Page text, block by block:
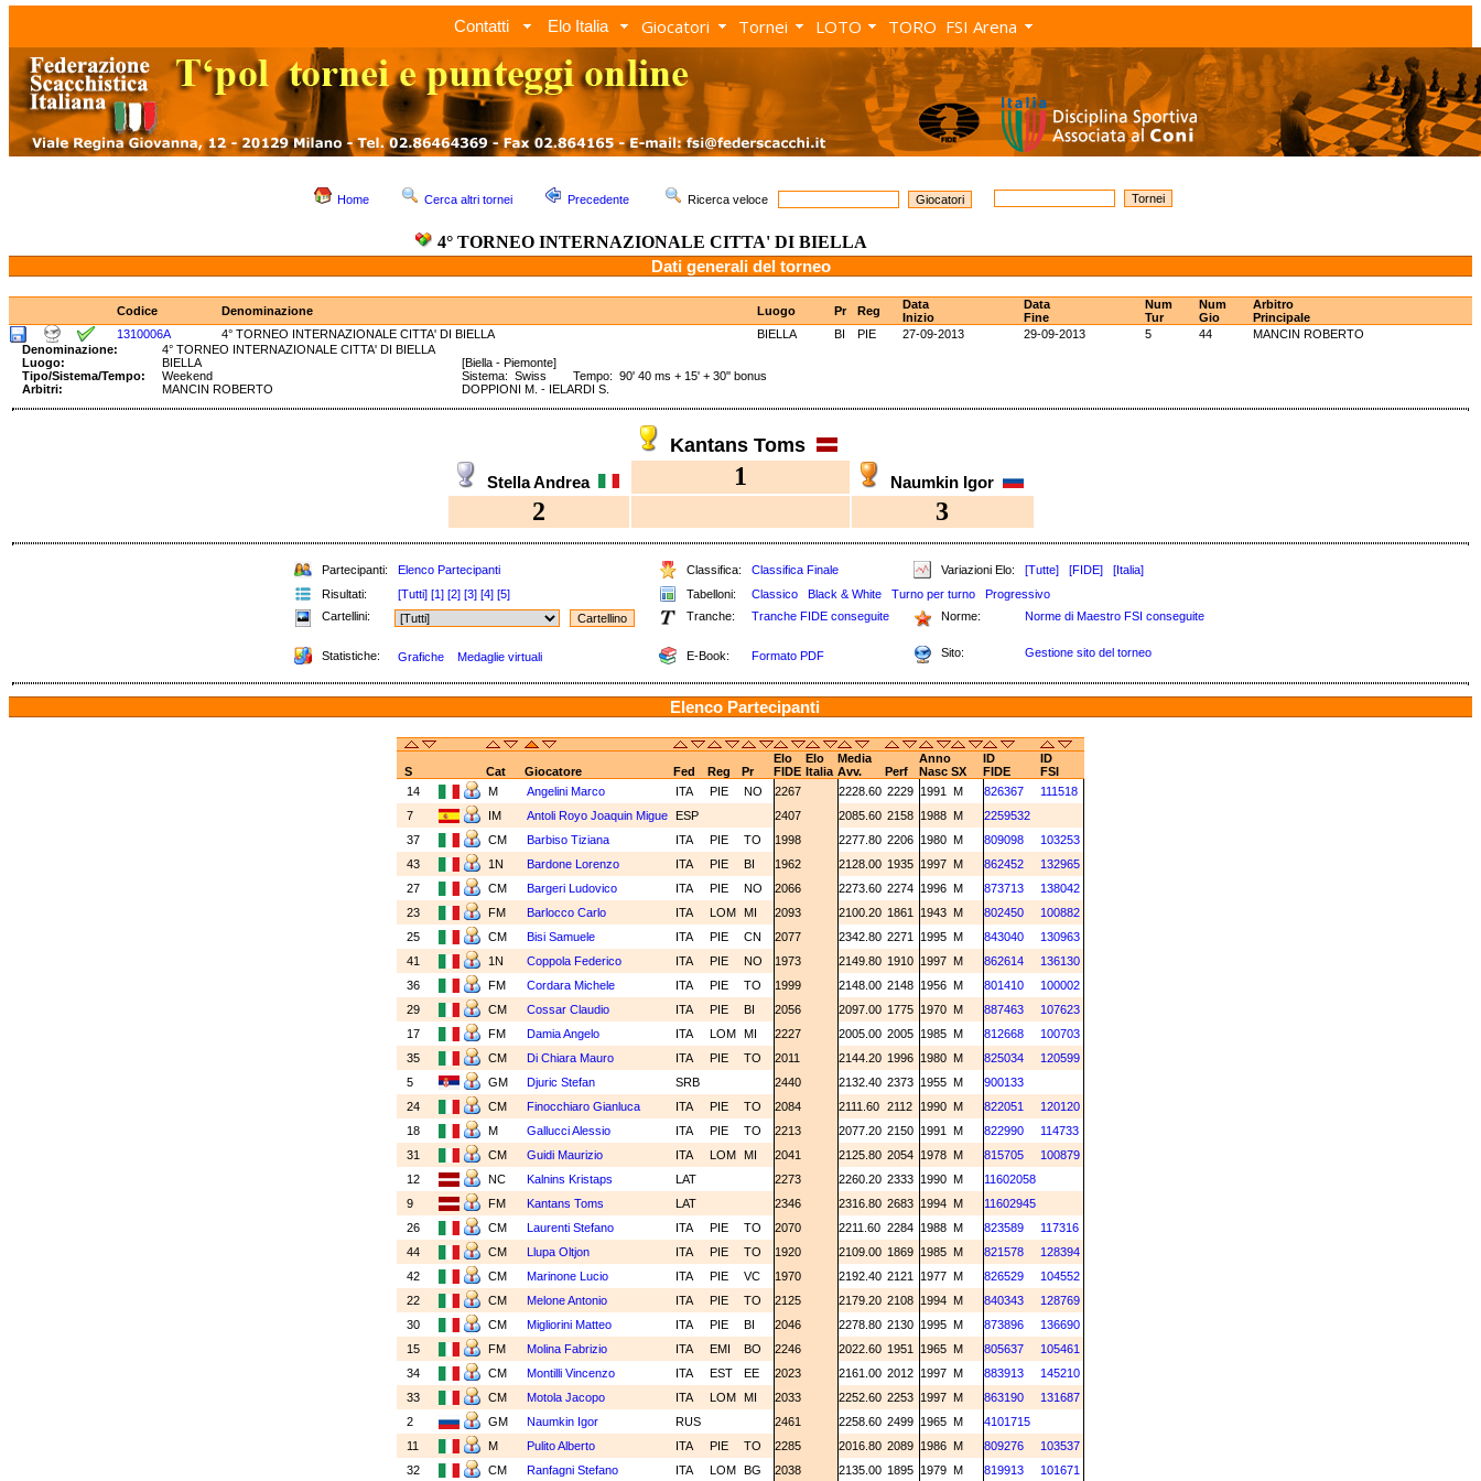
Contatti Elo Italia Giocatori Tornei LOTO TORO FSI Arena
Home Cerca altri tornei Precedente Ricerca veloce
4° TORNEO INTERNAZIONALE CITTA' DI BIELLA
Dati generali del torneo
Codice Denominazione Luogo Pr Reg
Data
Inizio
Data
Fine
Num
Tur
Num
Gio
Arbitro
Principale
1310006A
4° TORNEO INTERNAZIONALE CITTA' DI BIELLA BIELLA BI PIE 27-09-2013 29-09-2013 5 44
MANCIN ROBERTO
Denominazione:
4° TORNEO INTERNAZIONALE CITTA' DI BIELLA
Luogo:
BIELLA
[Biella - Piemonte]
Tipo/Sistema/Tempo:
Weekend
Sistema: Swiss Tempo: 90' 40 ms + 15' + 30'' bonus
Arbitri:
MANCIN ROBERTO DOPPIONI M. - IELARDI S.
Kantans Toms
Stella Andrea 1 Naumkin Igor
2 3
Partecipanti: Elenco Partecipanti Classifica: Classifica Finale Variazioni Elo: [Tutte] [FIDE]
[Italia]
Risultati:
[Tutti] [1] [2] [3] [4] [5] Tabelloni: Classico Black & White Turno per turno
Progressivo
Cartellini:
Tranche: Tranche FIDE conseguite Norme: Norme di Maestro FSI conseguite
Statistiche: Grafiche Medaglie virtuali E-Book: Formato PDF Sito: Gestione sito del torneo
Elenco Partecipanti
Elo Elo Media Anno ID
ID
S
Cat Giocatore Fed Reg Pr FIDE Italia Avv. Perf Nasc SX FIDE
FSI
14
M Angelini Marco ITA PIE NO 2267 2228.60 2229 1991 M 826367
111518
7
IM Antoli Royo Joaquin Migue ESP 2407 2085.60 2158 1988 M
2259532
37
CM Barbiso Tiziana ITA PIE TO 1998 2277.80 2206 1980 M 809098
103253
43
1N Bardone Lorenzo ITA PIE BI 1962 2128.00 1935 1997 M 862452
132965
27
CM Bargeri Ludovico ITA PIE NO 2066 2273.60 2274 1996 M 873713
138042
23
FM Barlocco Carlo ITA LOM MI 2093 2100.20 1861 1943 M 802450
100882
25
CM Bisi Samuele ITA PIE CN 2077 2342.80 2271 1995 M 843040
130963
41
1N Coppola Federico ITA PIE NO 1973 2149.80 1910 1997 M 862614
136130
36
FM Cordara Michele ITA PIE TO 1999 2148.00 2148 1956 M 801410
100002
29
CM Cossar Claudio ITA PIE BI 2056 2097.00 1775 1970 M 887463
107623
17
FM Damia Angelo ITA LOM MI 2227 2005.00 2005 1985 M 812668
100703
35
CM Di Chiara Mauro ITA PIE TO 2011 2144.20 1996 1980 M 825034
120599
5
GM Djuric Stefan SRB 2440 2132.40 2373 1955 M
900133
24
CM Finocchiaro Gianluca ITA PIE TO 2084 2111.60 2112 1990 M 822051
120120
18
M Gallucci Alessio ITA PIE TO 2213 2077.20 2150 1991 M 822990
114733
31
CM Guidi Maurizio ITA LOM MI 2041 2125.80 2054 1978 M 815705
100879
12
NC Kalnins Kristaps LAT 2273 2260.20 2333 1990 M
11602058
9
FM Kantans Toms LAT 2346 2316.80 2683 1994 M
11602945
26
CM Laurenti Stefano ITA PIE TO 2070 2211.60 2284 1988 M 823589
117316
44
CM Llupa Oltjon ITA PIE TO 1920 2109.00 1869 1985 M 821578
128394
42
CM Marinone Lucio ITA PIE VC 1970 2192.40 2121 1977 M 826529
104552
22
CM Melone Antonio ITA PIE TO 2125 2179.20 2108 1994 M 840343
128769
30
CM Migliorini Matteo ITA PIE BI 2046 2278.80 2130 1995 M 873896
136690
15
FM Molina Fabrizio ITA EMI BO 2246 2022.60 1951 1965 M 805637
105461
34
CM Montilli Vincenzo ITA EST EE 2023 2161.00 2012 1997 M 883913
145210
33
CM Motola Jacopo ITA LOM MI 2033 2252.60 2253 1997 M 863190
131687
2
GM Naumkin Igor RUS 2461 2258.60 2499 1965 M
4101715
11
M Pulito Alberto ITA PIE TO 2285 2016.80 2089 1986 M 809276
103537
32
CM Ranfagni Stefano ITA LOM BG 2038 2135.00 1895 1979 M 819913 101671